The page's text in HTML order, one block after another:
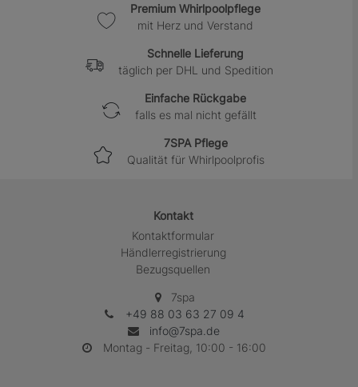
Premium Whirlpoolpflege
mit Herz und Verstand
Schnelle Lieferung
täglich per DHL und Spedition
Einfache Rückgabe
falls es mal nicht gefällt
7SPA Pflege
Qualität für Whirlpoolprofis
Kontakt
Kontaktformular
Händlerregistrierung
Bezugsquellen
7spa
+49 88 03 63 27 09 4
info@7spa.de
Montag - Freitag, 10:00 - 16:00